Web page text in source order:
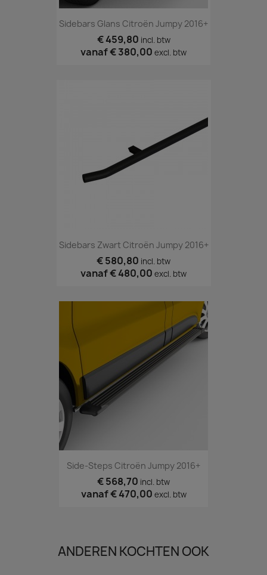
Sidebars Glans Citroën Jumpy 2016+
€ 459,80 incl. btw
vanaf€ 380,00 excl. btw
Sidebars Zwart Citroën Jumpy 2016+
€ 580,80 incl. btw
vanaf€ 480,00 excl. btw
Side-Steps Citroën Jumpy 2016+
€ 568,70 incl. btw
vanaf€ 470,00 excl. btw
ANDEREN KOCHTEN OOK